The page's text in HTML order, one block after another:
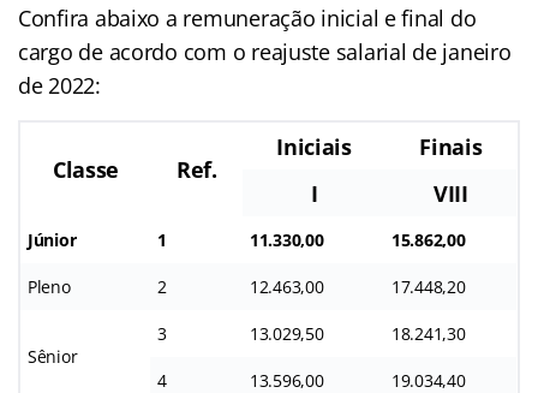
Confira abaixo a remuneração inicial e final do
cargo de acordo com o reajuste salarial de janeiro
de 2022:
Classe Ref.
Iniciais
Finais
I
VIII
Júnior 1 11.330,00 15.862,00
Pleno 2 12.463,00 17.448,20
Sênior
3 13.029,50 18.241,30
4 13.596,00 19.034,40